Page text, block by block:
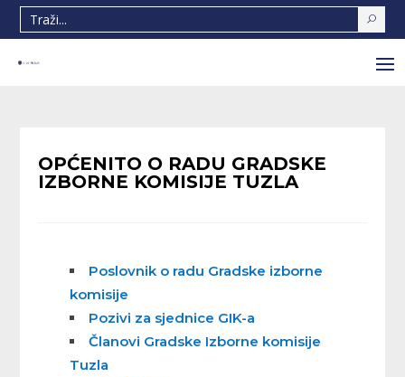
OPĆENITO O RADU GRADSKE
IZBORNE KOMISIJE TUZLA
Poslovnik o radu Gradske izborne
komisije
Pozivi za sjednice GIK-a
Članovi Gradske Izborne komisije
Tuzla